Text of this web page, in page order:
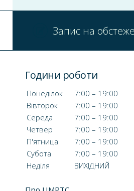
Запис на
Години роботи
Понеділок
7:00 – 19:00
Вівторок
7:00 – 19:00
Середа
7:00 – 19:00
Четвер
7:00 – 19:00
П'ятница
7:00 – 19:00
Субота
7:00 – 19:00
Неділя
ВИХІДНИЙ